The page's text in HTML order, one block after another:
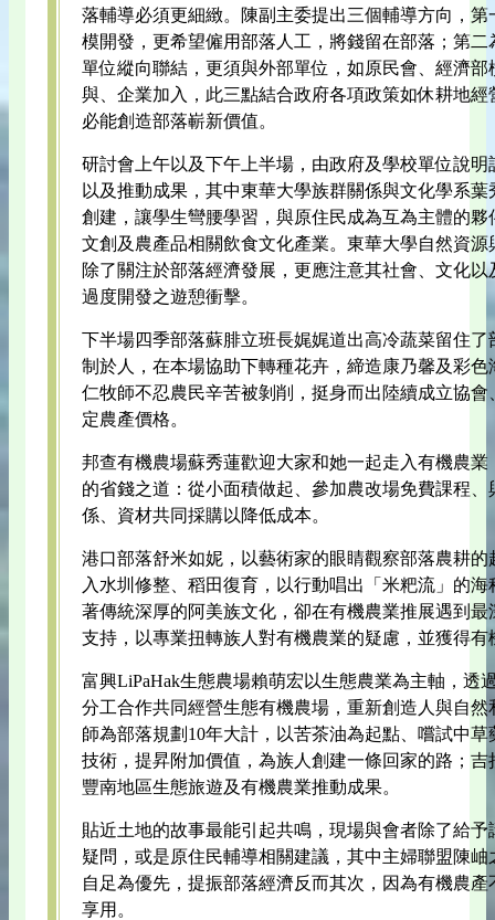
落輔導必須更細緻。陳副主委提出三個輔導方向，
模開發，更希望僱用部落人工，將錢留在部落；第
單位縱向聯結，更須與外部單位，如原民會、經濟
與、企業加入，此三點結合政府各項政策如休耕地
必能創造部落嶄新價值。
研討會上午以及下午上半場，由政府及學校單位說
以及推動成果，其中東華大學族群關係與文化學系
創建，讓學生彎腰學習，與原住民成為互為主體的
文創及農產品相關飲食文化產業。東華大學自然資
除了關注於部落經濟發展，更應注意其社會、文化
過度開發之遊憩衝擊。
下半場四季部落蘇腓立班長娓娓道出高冷蔬菜留住
制於人，在本場協助下轉種花卉，締造康乃馨及彩
仁牧師不忍農民辛苦被剝削，挺身而出陸續成立協
定農產價格。
邦查有機農場蘇秀蓮歡迎大家和她一起走入有機農
的省錢之道：從小面積做起、參加農改場免費課程
係、資材共同採購以降低成本。
港口部落舒米如妮，以藝術家的眼睛觀察部落農耕
入水圳修整、稻田復育，以行動唱出「米粑流」的
著傳統深厚的阿美族文化，卻在有機農業推展遇到
支持，以專業扭轉族人對有機農業的疑慮，並獲得
富興LiPaHak生態農場賴萌宏以生態農業為主軸，透
分工合作共同經營生態有機農場，重新創造人與自
師為部落規劃10年大計，以苦茶油為起點、嚐試中
技術，提昇附加價值，為族人創建一條回家的路；
豐南地區生態旅遊及有機農業推動成果。
貼近土地的故事最能引起共鳴，現場與會者除了給
疑問，或是原住民輔導相關建議，其中主婦聯盟陳
自足為優先，提振部落經濟反而其次，因為有機農
享用。